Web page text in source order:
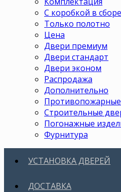
С коробкой в сборе
Только полотно
Цена
Двери премиум
Двери стандарт
Двери эконом
Распродажа
Дополнительно
Строительные
Погонажные
Фурнитура
УСТАНОВКА ДВЕРЕЙ
ДОСТАВКА